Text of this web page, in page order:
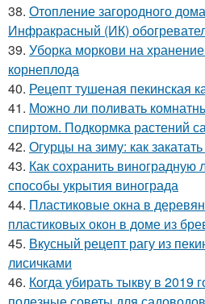
38. Отопление загородного
Инфракрасный (ИК)
39. Уборка моркови на
корнеплода
40. Рецепт тушеная пекинская
41. Можно ли поливать
спиртом. Подкормка растений
42. Огурцы на зиму: как
43. Как сохранить
способы укрытия винограда
44. Пластиковые окна в
пластиковых окон в доме из
45. Вкусный рецепт рагу из
лисичками
46. Когда убирать тыкву в 2019